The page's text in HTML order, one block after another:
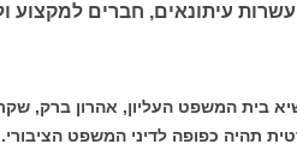
עשרות עיתונאים, חברים
בית המשפט העליון, אהרון ברק,
תהיה כפופה לדיני המשפט הציבורי.